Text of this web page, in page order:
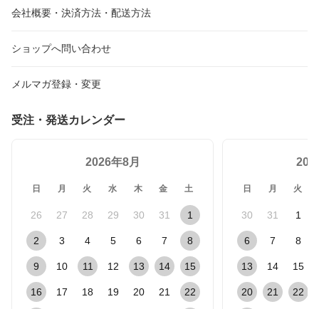
会社概要・決済方法・配送方法
ショップへ問い合わせ
メルマガ登録・変更
受注・発送カレンダー
2026年8月
日 月 火 水 木 金 土
26 27 28 29 30 31 1
2 3 4 5 6 7 8
9 10 11 12 13 14 15
16 17 18 19 20 21 22
日 月 火
30 31 1
6 7 8
13 14 15
20 21 22